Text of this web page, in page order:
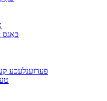
פערזענלעכע